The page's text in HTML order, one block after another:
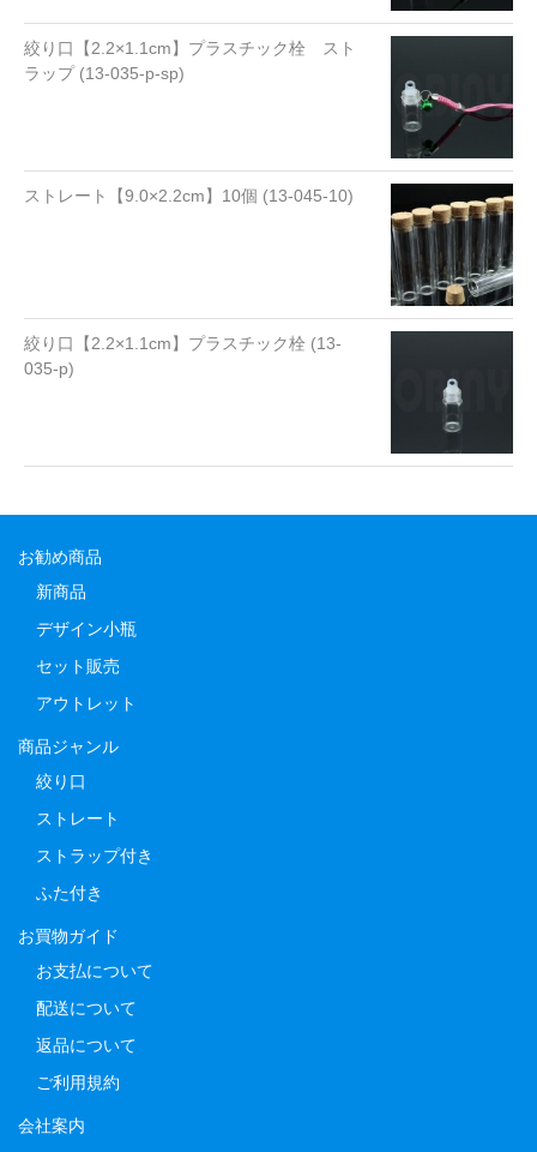
絞り口【2.2×1.1cm】プラスチック栓 スト
ラップ (13-035-p-sp)
ストレート【9.0×2.2cm】10個 (13-045-10)
絞り口【2.2×1.1cm】プラスチック栓 (13-
035-p)
お勧め商品
新商品
デザイン小瓶
セット販売
アウトレット
商品ジャンル
絞り口
ストレート
ストラップ付き
ふた付き
お買物ガイド
お支払について
配送について
返品について
ご利用規約
会社案内